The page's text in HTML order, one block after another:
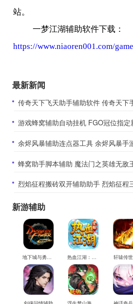
站。
一梦江湖辅助软件下载：
https://www.niaoren001.com/
最新新闻
传奇天下飞天助手辅助软件 传奇天下
游戏蜂窝辅助自动挂机 FGO冠位指
余烬风暴辅助连点器工具 余烬风暴手
蜂窝助手脚本辅助 魔法门之英雄无敌
烈焰征程搬砖双开辅助助手 烈焰征程
新游辅助
地下城与勇士M辅助 热血江湖：觉醒辅助 轩辕传